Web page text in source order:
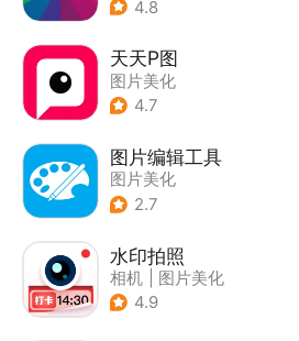
4.8
天天P图
图片美化
4.7
图片编辑工具
图片美化
2.7
水印拍照
相机
图片美化
4.9